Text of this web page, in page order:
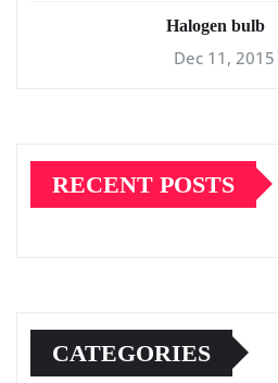
Halogen bulb
Dec 11, 2015
RECENT POSTS
CATEGORIES